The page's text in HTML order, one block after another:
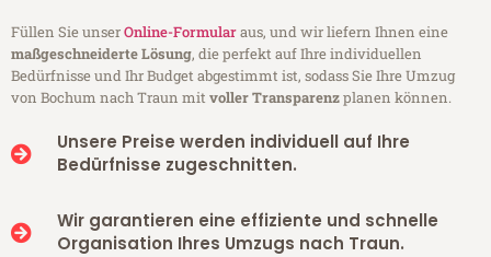
Füllen Sie unserOnline-Formularaus, und wir liefern Ihnen eine
maßgeschneiderte Lösung, die perfekt auf Ihre individuellen
Bedürfnisse und Ihr Budget abgestimmt ist, sodass Sie Ihre Umzug
von Bochum nach Traun mitvoller Transparenzplanen können.
Unsere Preise werden individuell auf Ihre
Bedürfnisse zugeschnitten.
Wir garantieren eine effiziente und schnelle
Organisation Ihres Umzugs nach Traun.